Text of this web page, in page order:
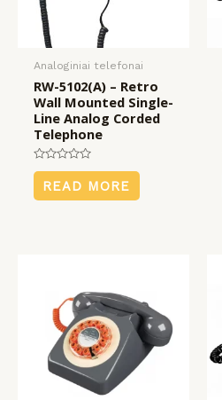
Analoginiai telefonai
RW-5102(A) – Retro
Wall Mounted Single-
Line Analog Corded
Telephone
Rated
out
of
READ MORE